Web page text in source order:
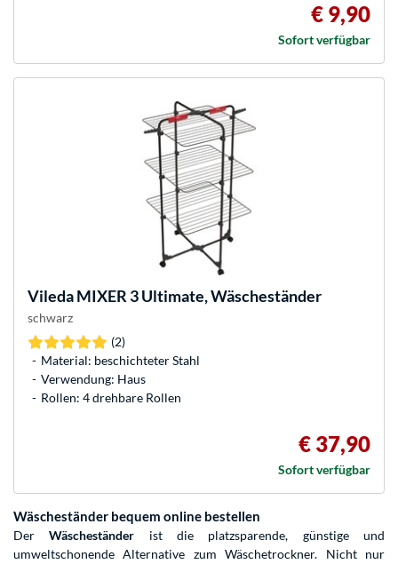
€ 9,90
Sofort verfügbar
ViledaMIXER 3 Ultimate, Wäscheständer
schwarz
(2)
Material: beschichteter Stahl
Verwendung: Haus
Rollen: 4 drehbare Rollen
€ 37,90
Sofort verfügbar
Wäscheständer bequem online bestellen
DerWäscheständer ist die platzsparende, günstige und
umweltschonende Alternative zum Wäschetrockner. Nicht nur